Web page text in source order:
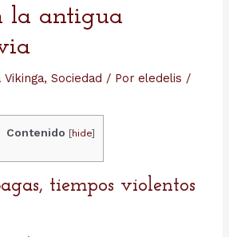
la antigua
Vikinga,Sociedad / Poreledelis /
Contenido [hide]
tiempos violentos